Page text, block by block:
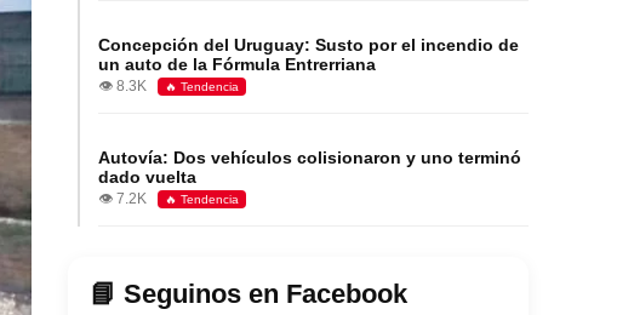
Concepción del Uruguay: Susto por el incendio de
un auto de la Fórmula Entrerriana
👁️ 8.3K 🔥 Tendencia
Autovía: Dos vehículos colisionaron y uno terminó
dado vuelta
👁️ 7.2K 🔥 Tendencia
📘 Seguinos en Facebook